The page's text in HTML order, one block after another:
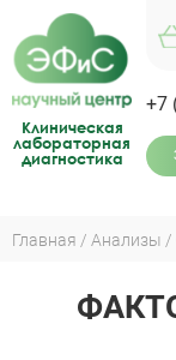
navigation
Клиническая
лабораторная
диагностика
+7
Главная Анализы